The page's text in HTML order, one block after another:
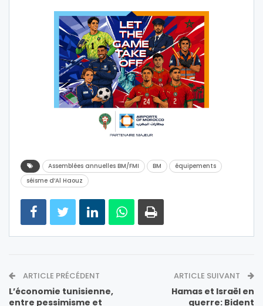
Assemblées annuelles BM/FMI BM
équipements
séisme d’Al Haouz
ARTICLE PRÉCÉDENT
L’économie tunisienne,
entre pessimisme et
ARTICLE SUIVANT
Hamas et Israël en
guerre: Bident